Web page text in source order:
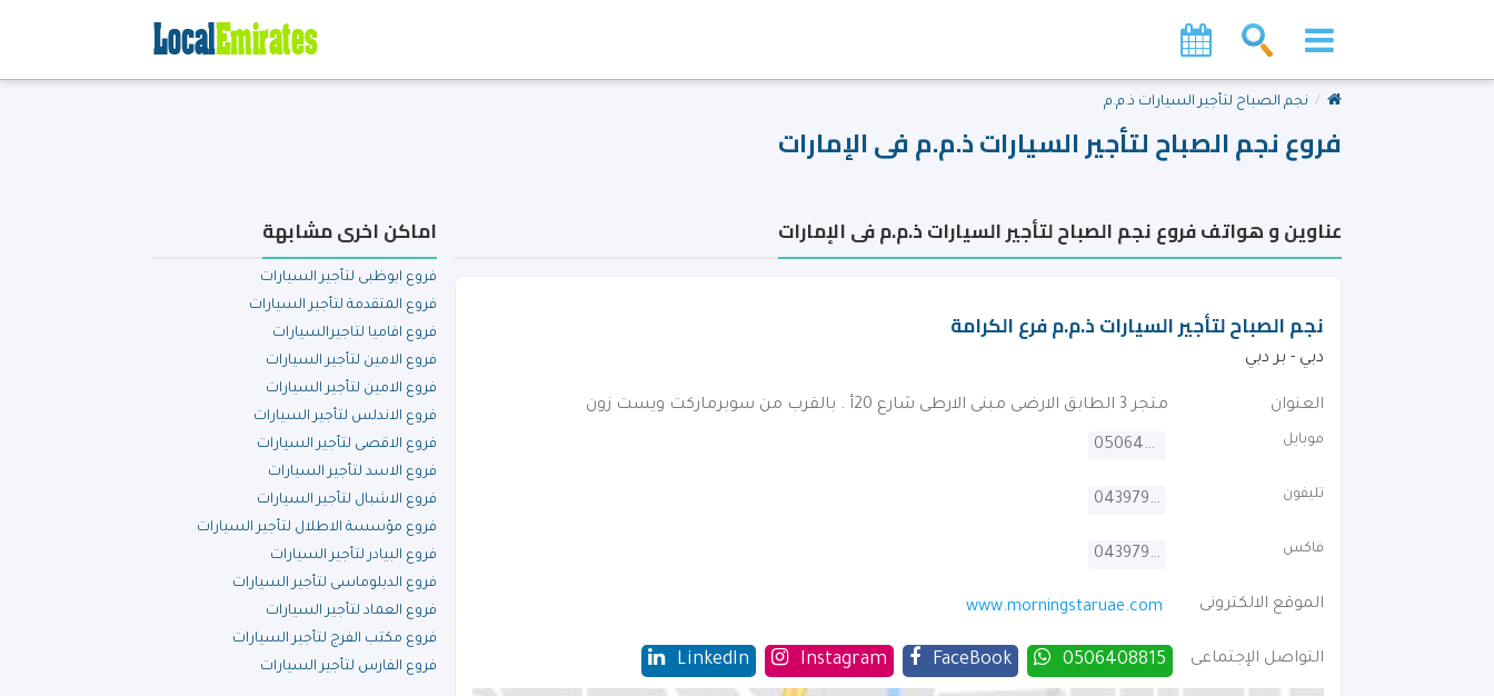
نجم الصباح لتأجير السيارات ذ.م.م
فروع نجم الصباح لتأجير السيارات ذ.م.م فى الإمارات
عناوين و هواتف فروع نجم الصباح لتأجير السيارات ذ.م.م فى الإمارات
نجم الصباح لتأجير السيارات ذ.م.م فرع الكرامة
دبي - بر دبي
العنوان متجر 3 الطابق الارضى مبنى الارطى شارع 20أ . بالقرب من سوبرماركت ويست زون
موبايل 0506408815
تليفون 043979266
فاكس 043979633
الموقع الالكترونى www.morningstaruae.com
التواصل الإجتماعى 0506408815
FaceBook
Instagram
LinkedIn
اماكن اخرى مشابهة
فروع ابوظبى لتأجير السيارات
فروع المتقدمة لتأجير السيارات
فروع افاميا لتاجيرالسيارات
فروع الامين لتأجير السيارات
فروع الامين لتأجير السيارات
فروع الاندلس لتأجير السيارات
فروع الاقصى لتأجير السيارات
فروع الاسد لتأجير السيارات
فروع الاشبال لتأجير السيارات
فروع مؤسسة الاطلال لتأجير السيارات
فروع البيادر لتأجير السيارات
فروع الدبلوماسى لتأجير السيارات
فروع العماد لتأجير السيارات
فروع مكتب الفرج لتأجير السيارات
فروع الفارس لتأجير السيارات